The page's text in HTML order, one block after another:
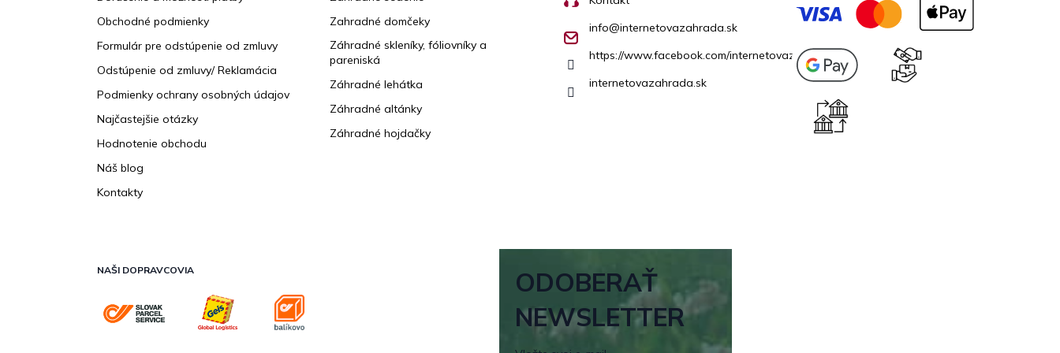
Obchodné podmienky
Formulár pre odstúpenie od zmluvy
Odstúpenie od zmluvy/ Reklamácia
Podmienky ochrany osobných údajov
Najčastejšie otázky
Hodnotenie obchodu
Náš blog
Kontakty
Zahradné domčeky
Záhradné skleníky, fóliovníky a
pareniská
Záhradné lehátka
Záhradné altánky
Záhradné hojdačky
info@internetovazahrada.sk
https://www.facebook.com/internetovazahrada.sk/
internetovazahrada.sk
NAŠI DOPRAVCOVIA
ODOBERAŤ
NEWSLETTER